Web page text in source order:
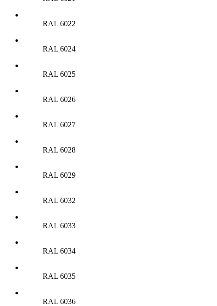
RAL 6022
RAL 6024
RAL 6025
RAL 6026
RAL 6027
RAL 6028
RAL 6029
RAL 6032
RAL 6033
RAL 6034
RAL 6035
RAL 6036